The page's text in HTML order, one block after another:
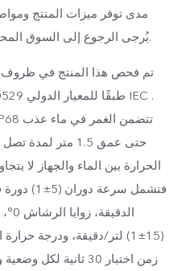
مدى توفر ميزات المنتج
يُرجى الرجوع إلى السوق المحلية للحصول على المعلومات.
تم فحص هذا المنتج في
زمن اختبار 30 ثانية